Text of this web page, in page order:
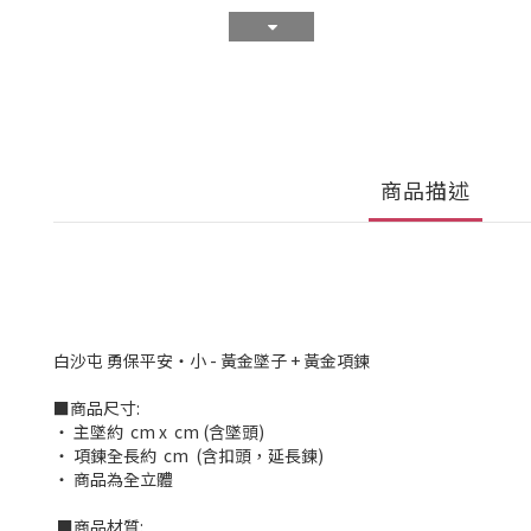
商品描述
白沙屯 勇保平安・小 - 黃金墜子 + 黃金項鍊
■商品尺寸:
‧ 主墜約 cm x cm (含墜頭)
‧ 項鍊全長約 cm (含扣頭，延長鍊)
‧ 商品為全立體
■商品材質: